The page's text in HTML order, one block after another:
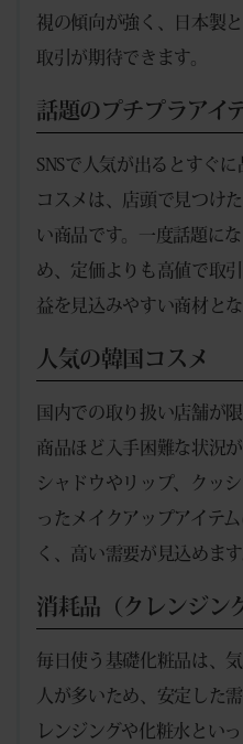
視の傾向が強く、日本製
取引が期待できます。
話題のプチプラアイ
SNSで人気が出るとすぐ
コスメは、店頭で見つけ
い商品です。一度話題に
め、定価よりも高値で取
益を見込みやすい商材とな
人気の韓国コスメ
国内での取り扱い店舗が
商品ほど入手困難な状況
シャドウやリップ、クッ
ったメイクアップアイテ
く、高い需要が見込めます
消耗品（クレンジン
毎日使う基礎化粧品は、
人が多いため、安定した
レンジングや化粧水とい